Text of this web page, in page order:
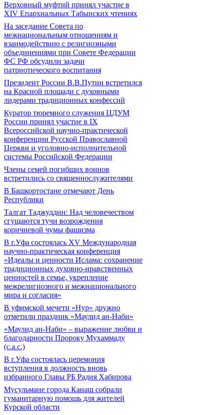
Верховный муфтий принял участие в
ХIV Епархиальных Табынских чтениях
На заседание Совета по
межнациональным отношениям и
взаимодействию с религиозными
объединениями при Совете Федерации
ФС РФ обсудили задачи
патриотического воспитания
Президент России В.В.Путин встретился
на Красной площади с духовными
лидерами традиционных конфессий
Куратор тюремного служения ЦДУМ
России принял участие в IX
Всероссийской научно-практической
конференции Русской Православной
Церкви и уголовно-исполнительной
системы Российской Федерации
Члены семей погибших воинов
встретились со священнослужителями
В Башкортостане отмечают День
Республики
Талгат Таджуддин: Над человечеством
сгущаются тучи возрождения
коричневой чумы фашизма
В г.Уфа состоялась XV Международная
научно-практическая конференция
«Идеалы и ценности Ислама: сохранение
традиционных духовно-нравственных
ценностей в семье, укрепление
межрелигиозного и межнационального
мира и согласия»
В уфимской мечети «Нур» дружно
отметили праздник «Маулид ан-Наби»
«Маулид ан-Наби» – выражение любви и
благодарности Пророку Мухаммаду
(с.а.с.)
В г.Уфа состоялась церемония
вступления в должность вновь
избранного Главы РБ Радия Хабирова
Мусульмане города Канаш собрали
гуманитарную помощь для жителей
Курской области